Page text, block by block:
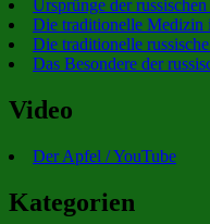
Ursprünge der
Die traditionelle Medizin
Die traditionelle
Das Besondere der
Video
Der Apfel / YouTube
Kategorien